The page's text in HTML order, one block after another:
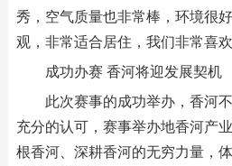
秀，空气质量也非常棒，环境很
观，非常适合居住，我们非常喜
成功办赛 香河将迎发展契机
此次赛事的成功举办，香河
充分的认可，赛事举办地香河产
根香河、深耕香河的无穷力量，